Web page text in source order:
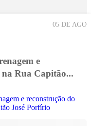
05 DE AGO
e
Rua Capitão...